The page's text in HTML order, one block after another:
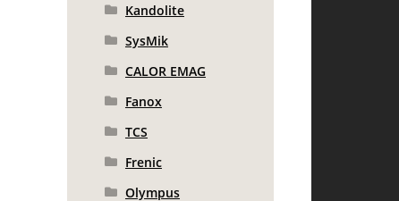
Kandolite
SysMik
CALOR EMAG
Fanox
TCS
Frenic
Olympus